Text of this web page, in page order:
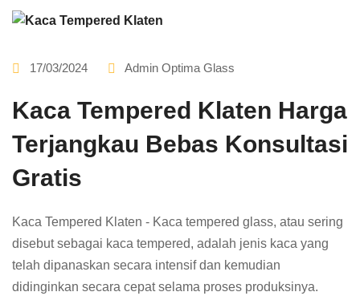
17/03/2024 Admin Optima Glass
Kaca Tempered Klaten Harga
Terjangkau Bebas Konsultasi
Gratis
Kaca Tempered Klaten - Kaca tempered glass, atau sering
disebut sebagai kaca tempered, adalah jenis kaca yang
telah dipanaskan secara intensif dan kemudian
didinginkan secara cepat selama proses produksinya.